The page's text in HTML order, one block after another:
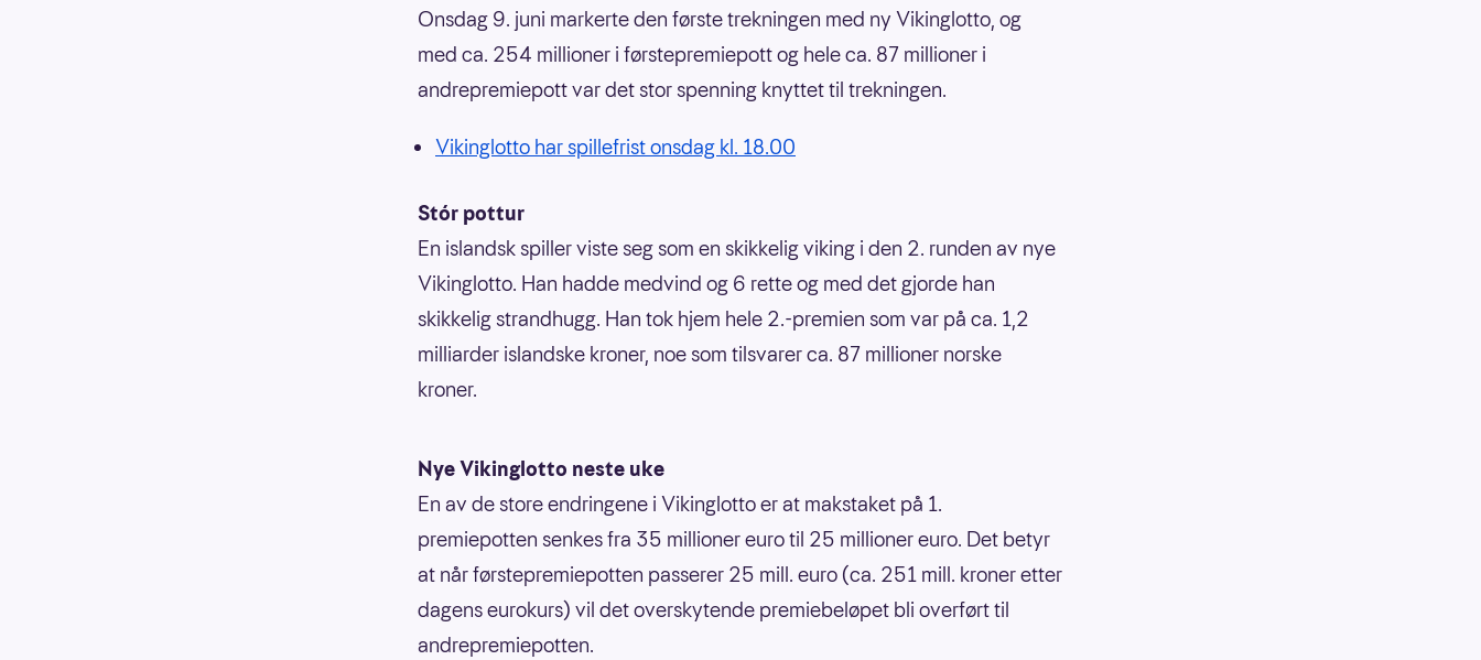
Onsdag 9. juni markerte den første trekningen med ny Vikinglotto, og
med ca. 254 millioner i førstepremiepott og hele ca. 87 millioner i
andrepremiepott var det stor spenning knyttet til trekningen.
Vikinglotto har spillefrist onsdag kl. 18.00
Stór pottur
En islandsk spiller viste seg som en skikkelig viking i den 2. runden av nye
Vikinglotto. Han hadde medvind og 6 rette og med det gjorde han
skikkelig strandhugg. Han tok hjem hele 2.-premien som var på ca. 1,2
milliarder islandske kroner, noe som tilsvarer ca. 87 millioner norske
kroner.
Nye Vikinglotto neste uke
En av de store endringene i Vikinglotto er at makstaket på 1.
premiepotten senkes fra 35 millioner euro til 25 millioner euro. Det betyr
at når førstepremiepotten passerer 25 mill. euro (ca. 251 mill. kroner etter
dagens eurokurs) vil det overskytende premiebeløpet bli overført til
andrepremiepotten.